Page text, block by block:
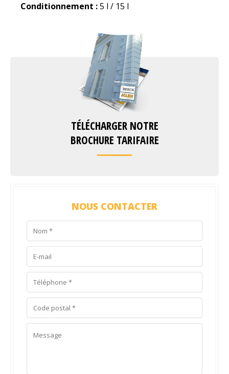
Conditionnement :5 l / 15 l
TÉLÉCHARGER NOTRE
BROCHURE TARIFAIRE
NOUS CONTACTER